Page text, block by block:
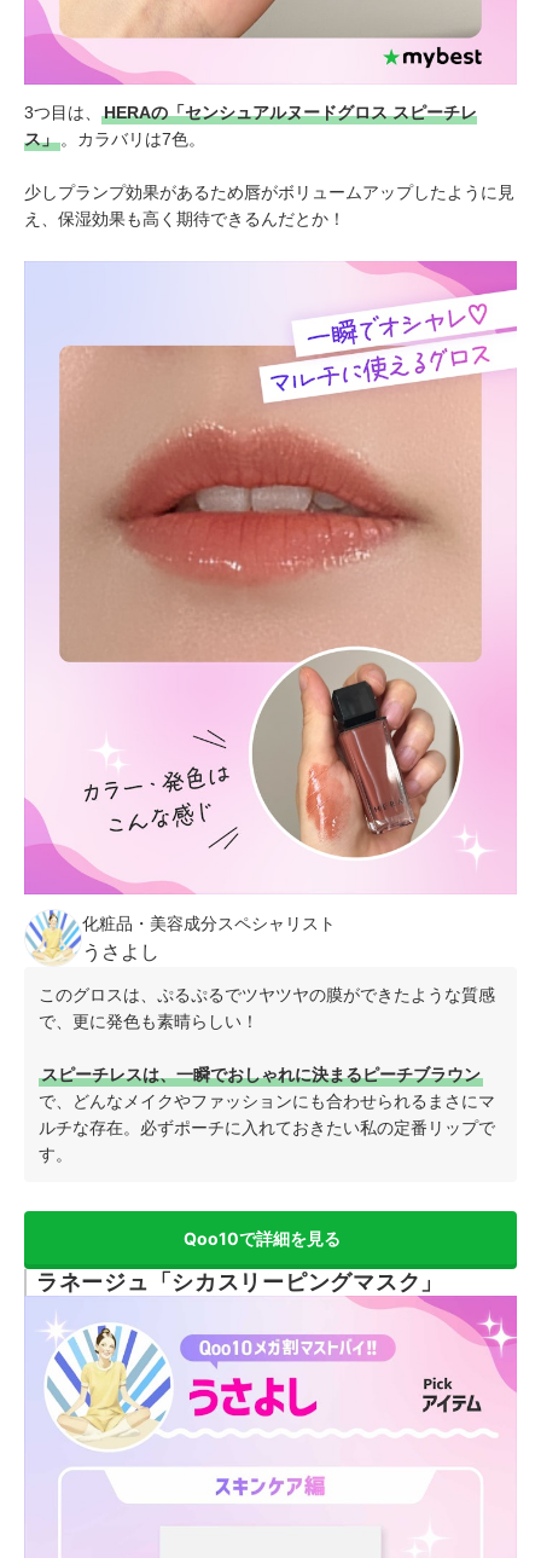
3つ目は、
HERAの「センシュアルヌードグロス スピーチレ
ス」 。カラバリは7色。
少しプランプ効果があるため唇がボリュームアップしたように見
え、保湿効果も高く期待できるんだとか！
化粧品・美容成分スペシャリスト
うさよし
このグロスは、ぷるぷるでツヤツヤの膜ができたような質感
で、更に発色も素晴らしい！
スピーチレスは、一瞬でおしゃれに決まるピーチブラウン
で、どんなメイクやファッションにも合わせられるまさにマ
ルチな存在。必ずポーチに入れておきたい私の定番リップで
す。
Qoo10で詳細を見る
ラネージュ「シカスリーピングマスク」